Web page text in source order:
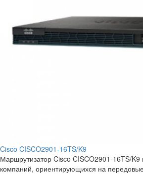
Cisco CISCO2901-16TS/K9
Маршрутизатор Cisco CISCO2901-16TS/K9
компаний, ориентирующихся на